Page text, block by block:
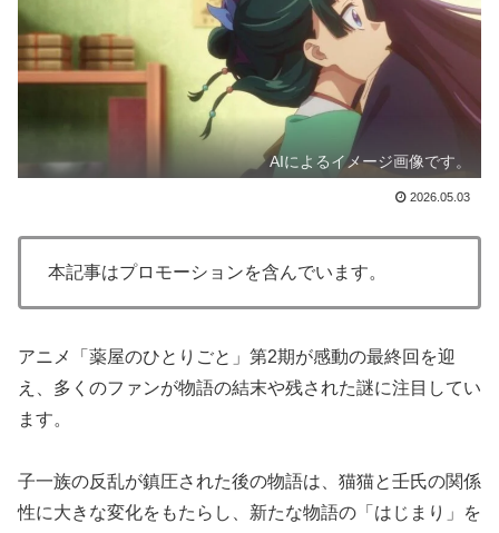
AIによるイメージ画像です。
2026.05.03
本記事はプロモーションを含んでいます。
アニメ「薬屋のひとりごと」第2期が感動の最終回を迎
え、多くのファンが物語の結末や残された謎に注目してい
ます。
子一族の反乱が鎮圧された後の物語は、猫猫と壬氏の関係
性に大きな変化をもたらし、新たな物語の「はじまり」を